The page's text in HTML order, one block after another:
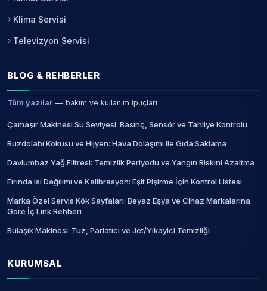
Klima Servisi
Televizyon Servisi
BLOG & REHBERLER
Tüm yazılar — bakım ve kullanım ipuçları
Çamaşır Makinesi Su Seviyesi: Basınç, Sensör ve Tahliye Kontrolü
Buzdolabı Kokusu ve Hijyen: Hava Dolaşımı ile Gıda Saklama
Davlumbaz Yağ Filtresi: Temizlik Periyodu ve Yangın Riskini Azaltma
Fırında Isı Dağılımı ve Kalibrasyon: Eşit Pişirme İçin Kontrol Listesi
Marka Özel Servis Kök Sayfaları: Beyaz Eşya ve Cihaz Markalarına
Göre İç Link Rehberi
Bulaşık Makinesi: Tuz, Parlatıcı ve Jet/Yıkayici Temizliği
KURUMSAL